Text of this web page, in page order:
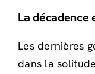
La décadence
Les dernières
dans la